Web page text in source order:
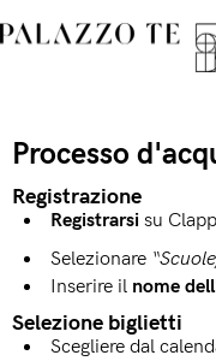
Processo
Registrazione
Registrarsi su
Selezionare
Inserire il nome
Selezione biglietti
Scegliere dal